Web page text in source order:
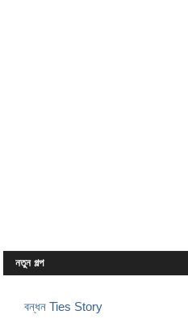
নতুন গল্প
বন্ধন Ties Story